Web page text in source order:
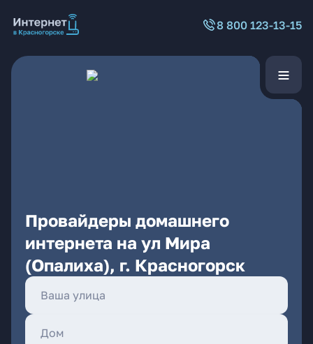
8 800 123-13-15
Провайдеры домашнего
интернета на ул Мира
(Опалиха), г. Красногорск